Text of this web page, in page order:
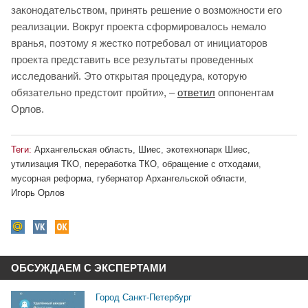
законодательством, принять решение о возможности его
реализации. Вокруг проекта сформировалось немало
вранья, поэтому я жестко потребовал от инициаторов
проекта представить все результаты проведенных
исследований. Это открытая процедура, которую
обязательно предстоит пройти», –ответил оппонентам
Орлов.
Теги: Архангельская область Шиес экотехнопарк Шиес
утилизация ТКО, переработка ТКО, обращение с отходами,
мусорная реформа, губернатор Архангельской области,
Игорь Орлов
ОБСУЖДАЕМ С ЭКСПЕРТАМИ
Город Санкт-Петербург